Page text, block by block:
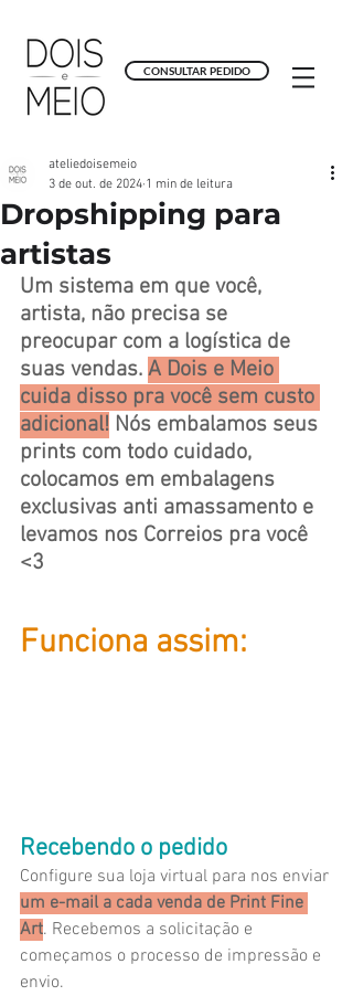
CONSULTAR PEDIDO
Dropshipping para
artistas
ateliedoisemeio
3 de out. de 2024 1 min de leitura
Um sistema em que você,
artista, não precisa se
preocupar com a logística de
suas vendas. A Dois e Meio
cuida disso pra você sem custo
adicional! Nós embalamos seus
prints com todo cuidado,
colocamos em embalagens
exclusivas anti amassamento e
levamos nos Correios pra você
<3
Funciona assim:
Recebendo o pedido
Configure sua loja virtual para nos enviar
um e-mail a cada venda de Print Fine
Art. Recebemos a solicitação e
começamos o processo de impressão e
envio.